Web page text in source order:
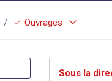
check Ouvrages keyboard_arrow_down
Sous la